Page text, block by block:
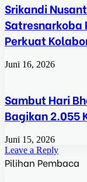
Srikandi
Satresnarkoba
Perkuat
Juni 16, 2026
Sambut Hari
Bagikan 2.055
Juni 15, 2026
Leave a Reply
Pilihan Pembaca